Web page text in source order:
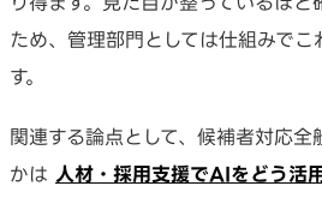
ため、管理部門としては仕組みでこ
す。
関連する論点として、候補者対応
かは 人材・採用支援でAIをどう活